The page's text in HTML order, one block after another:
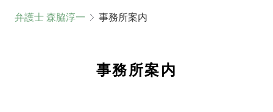
弁護士 森脇淳一 事務所案内
事務所案内